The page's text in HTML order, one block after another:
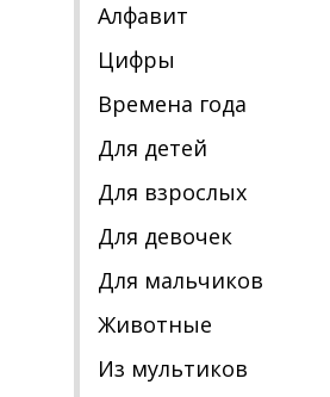
Алфавит
Цифры
Времена года
Для детей
Для взрослых
Для девочек
Для мальчиков
Животные
Из мультиков